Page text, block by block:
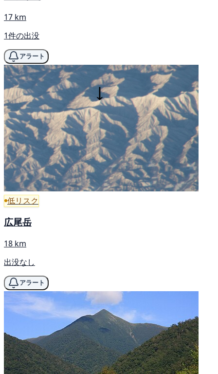
17 km
1件の出没
アラート
低リスク
広尾岳
18 km
出没なし
アラート